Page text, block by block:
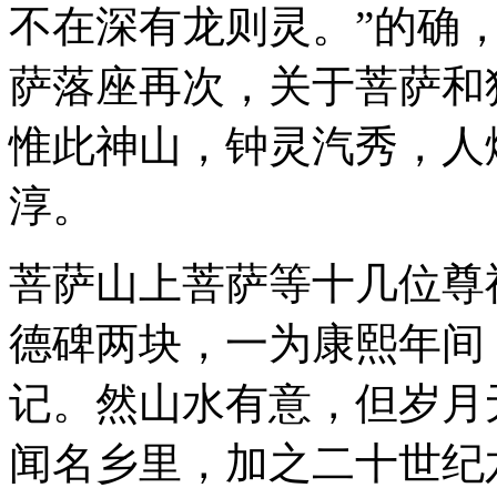
不在深有龙则灵。”的确
萨落座再次，关于菩萨
惟此神山，钟灵汽秀，
淳。
菩萨山上菩萨等十几位
德碑两块，一为康熙年
记。然山水有意，但岁
闻名乡里，加之二十世